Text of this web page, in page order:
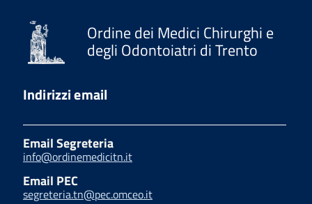
Ordine dei Medici Chirurghi e
degli Odontoiatri di Trento
Indirizzi email
Email Segreteria
info@ordinemedicitn.it
Email PEC
segreteria.tn@pec.omceo.it